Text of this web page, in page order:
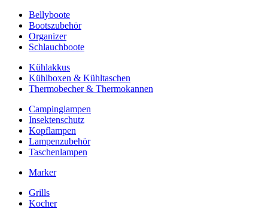
Bellyboote
Bootszubehör
Organizer
Schlauchboote
Kühlakkus
Kühlboxen & Kühltaschen
Thermobecher & Thermokannen
Campinglampen
Insektenschutz
Kopflampen
Lampenzubehör
Taschenlampen
Marker
Grills
Kocher